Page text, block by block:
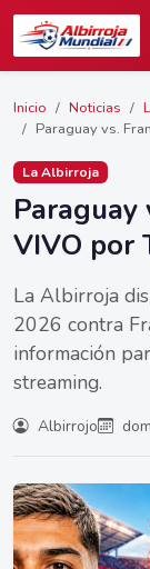
Inicio Noticias
Paraguay vs.
La Albirroja
Paraguay
VIVO por
La Albirroja
2026 contra
información
streaming.
Albirrojo